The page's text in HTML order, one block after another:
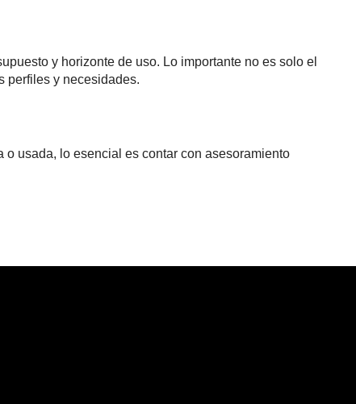
y horizonte de uso. Lo importante no es solo el
perfiles y necesidades.
usada, lo esencial es contar con asesoramiento